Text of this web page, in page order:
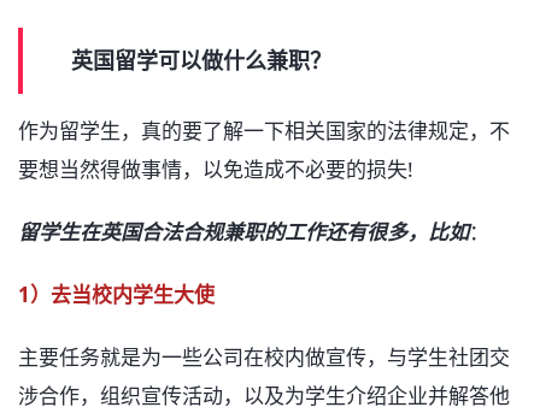
英国留学可以做什么兼职？
作为留学生，真的要了解一下相关国家的法律规定，不
要想当然得做事情，以免造成不必要的损失!
留学生在英国合法合规兼职的工作还有很多，比如：
1）去当校内学生大使
主要任务就是为一些公司在校内做宣传，与学生社团交
涉合作，组织宣传活动，以及为学生介绍企业并解答他